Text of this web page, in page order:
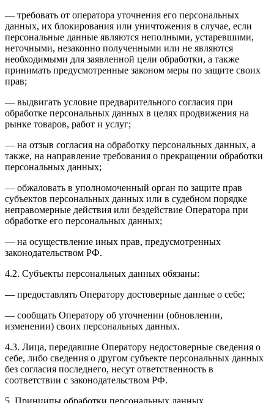
— требовать от оператора уточнения его персональных
данных, их блокирования или уничтожения в случае, если
персональные данные являются неполными, устаревшими,
неточными, незаконно полученными или не являются
необходимыми для заявленной цели обработки, а также
принимать предусмотренные законом меры по защите своих
прав;
— выдвигать условие предварительного согласия при
обработке персональных данных в целях продвижения на
рынке товаров, работ и услуг;
— на отзыв согласия на обработку персональных данных, а
также, на направление требования о прекращении обработки
персональных данных;
— обжаловать в уполномоченный орган по защите прав
субъектов персональных данных или в судебном порядке
неправомерные действия или бездействие Оператора при
обработке его персональных данных;
— на осуществление иных прав, предусмотренных
законодательством РФ.
4.2. Субъекты персональных данных обязаны:
— предоставлять Оператору достоверные данные о себе;
— сообщать Оператору об уточнении (обновлении,
изменении) своих персональных данных.
4.3. Лица, передавшие Оператору недостоверные сведения о
себе, либо сведения о другом субъекте персональных данных
без согласия последнего, несут ответственность в
соответствии с законодательством РФ.
5. Принципы обработки персональных данных